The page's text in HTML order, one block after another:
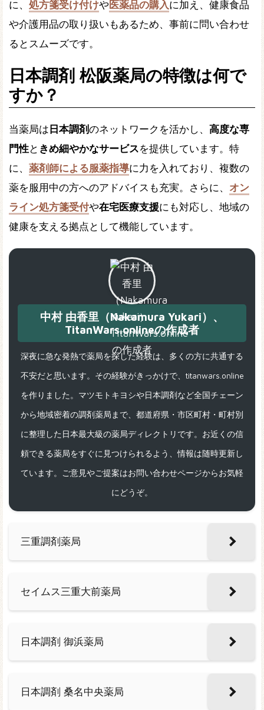
に、 処方箋受け付けや医薬品の購入に加え、健康食品
や介護用品の取り扱いもあるため、事前に問い合わせ
るとスムーズです。
日本調剤 松阪薬局の特徴は何で
すか？
当薬局は日本調剤のネットワークを活かし、 高度な専
門性と きめ細やかなサービスを提供しています。特
に、 薬剤師による服薬指導に力を入れており、複数の
薬を服用中の方へのアドバイスも充実。さらに、 オン
ライン処方箋受付や在宅医療支援にも対応し、地域の
健康を支える拠点として機能しています。
中村 由香里（Nakamura Yukari）、
TitanWars.onlineの作成者
深夜に急な発熱で薬局を探した経験は、多くの方に共通する
不安だと思います。その経験がきっかけで、titanwars.online
を作りました。マツモトキヨシや日本調剤など全国チェーン
から地域密着の調剤薬局まで、都道府県・市区町村・町村別
に整理した日本最大級の薬局ディレクトリです。お近くの信
頼できる薬局をすぐに見つけられるよう、情報は随時更新し
ています。ご意見やご提案はお問い合わせページからお気軽
にどうぞ。
三重調剤薬局
セイムス三重大前薬局
日本調剤 御浜薬局
日本調剤 桑名中央薬局